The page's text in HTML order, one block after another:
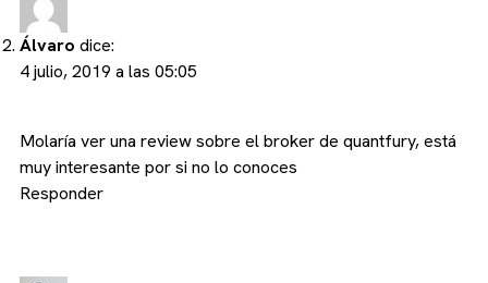
Álvaro dice:
4 julio, 2019 a las 05:05
Molaría ver una review sobre el broker de quantfury, está
muy interesante por si no lo conoces
Responder